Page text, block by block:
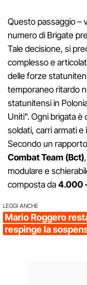
Questo passaggio –
numero di Brigate
Tale decisione, si
complesso e
delle forze
temporaneo ritardo
statunitensi in
Uniti". Ogni brigata
soldati, carri armati
Secondo un
Combat Team (Bct)
modulare e
composta da4.000
LEGGI ANCHE
Mario Roggero
respinge la